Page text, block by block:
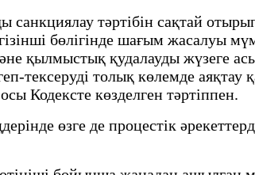
тәртібін сақтай
бөлігінде шағым жасалуы
қылмыстық қудалауды жүзеге
толық көлемде аяқтау
Кодексте көзделген тәртіппен.
өзге де процестік